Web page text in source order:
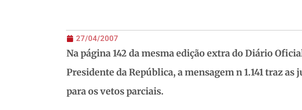
27/04/2007
Na página 142 da mesma edição extra do Diário
Presidente da República, a mensagem n 1.141 traz
para os vetos parciais.